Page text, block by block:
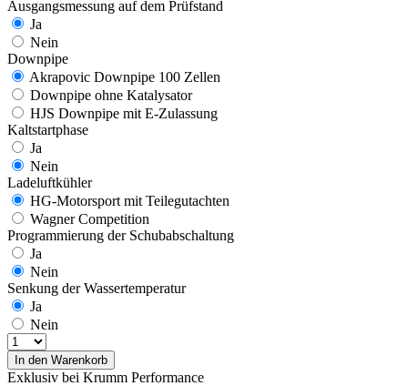
Ausgangsmessung auf dem Prüfstand
Ja
Nein
Downpipe
Akrapovic Downpipe 100 Zellen
Downpipe ohne Katalysator
HJS Downpipe mit E-Zulassung
Kaltstartphase
Ja
Nein
Ladeluftkühler
HG-Motorsport mit Teilegutachten
Wagner Competition
Programmierung der Schubabschaltung
Ja
Nein
Senkung der Wassertemperatur
Ja
Nein
In den Warenkorb
Exklusiv bei Krumm Performance